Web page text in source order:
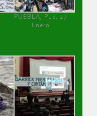
PUEBLA, Pue, 27
Enero